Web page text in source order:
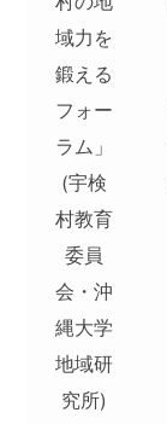
域力を
鍛える
フォー
ラム」
(宇検
村教育
委員
会・沖
縄大学
地域研
究所)